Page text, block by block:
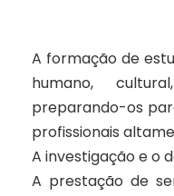
A formação de
humano,
preparando-os
profissionais
A investigação e o
A prestação de